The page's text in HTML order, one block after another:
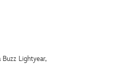
Lightyear,